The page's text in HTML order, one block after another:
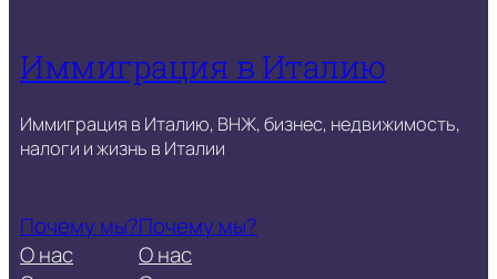
Иммиграция в Италию
Иммиграция в Италию, ВНЖ, бизнес, недвижимость,
налоги и жизнь в Италии
Почему мы?
О нас
Почему мы?
О нас